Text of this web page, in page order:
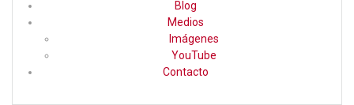
kBlog
Medios
Imágenes
YouTube
Contacto